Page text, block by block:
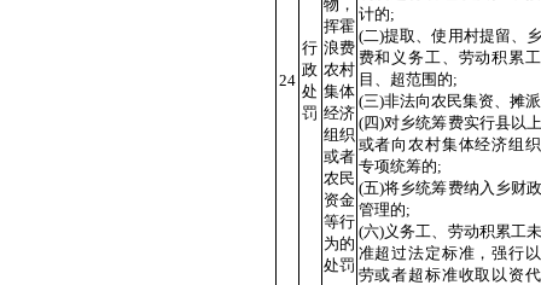
24
行
政
处
罚
物，
挥霍
浪费
农村
集体
经济
组织
或者
农民
资金
等行
为的
处罚
计的;
(二)提取、使用村提留、
费和义务工、劳动积累
目、超范围的;
(三)非法向农民集资、摊
(四)对乡统筹费实行县以
或者向农村集体经济组
专项统筹的;
(五)将乡统筹费纳入乡财
管理的;
(六)义务工、劳动积累工
准超过法定标准，强行
劳或者超标准收取以资